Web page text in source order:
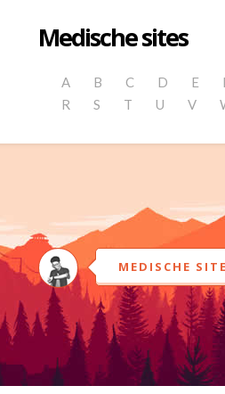
Medische sites
A B C D E
R
S T U V
MEDISCHE